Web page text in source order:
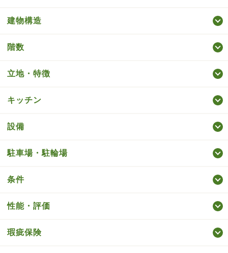
建物構造
階数
立地・特徴
キッチン
設備
駐車場・駐輪場
条件
性能・評価
瑕疵保険